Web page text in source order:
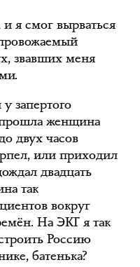
я смог вырваться
звавших меня
запертого
женщина
двух часов
или приходил
двадцать
так
вокруг
На ЭКГ я так
Россию
батенька?